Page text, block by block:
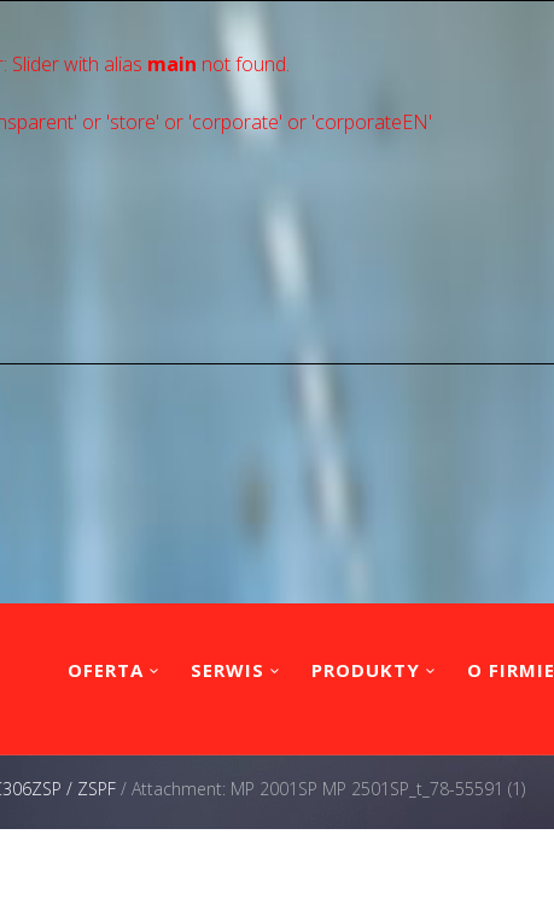
Slider with alias main not found.
or 'store' or 'сorporate' or 'corporateEN'
OFERTA SERWIS PRODUKTY O FIRMIE
/ ZSPF / Attachment: MP 2001SP MP 2501SP_t_78-55591 (1)